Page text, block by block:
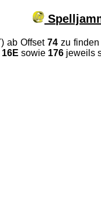
) ab Offset74 zu
16E sowie 176 jeweils